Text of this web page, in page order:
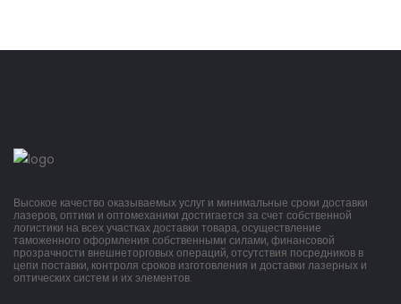
Высокое качество оказываемых услуг и минимальные сроки доставки
лазеров, оптики и оптомеханики достигается за счет собственной
логистики на всех участках доставки товара, осуществление
таможенного оформления собственными силами, финансовой
прозрачности внешнеторговых операций, отсутствия посредников в
цепи поставки, контроля сроков изготовления и доставки лазерных и
оптических систем и их элементов.